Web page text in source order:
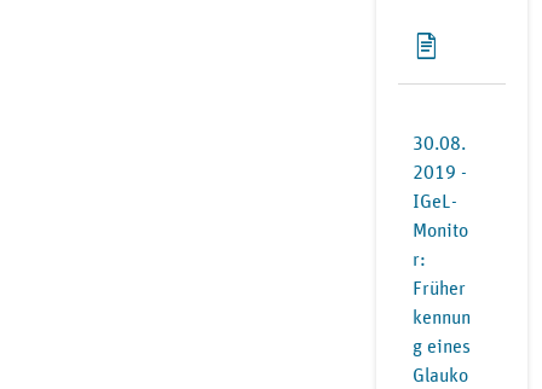
30.08.
2019 -
IGeL-
Monito
r:
Früher
kennun
g eines
Glauko